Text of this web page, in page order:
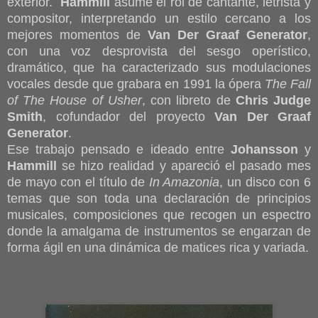
compositor, interpretando un estilo cercano a los
mejores momentos de Van Der Graaf Generator,
con una voz desprovista del sesgo operístico,
dramático, que ha caracterizado sus modulaciones
vocales desde que grabara en 1991 la ópera The Fall
of The House of Usher, con libreto de Chris Judge
Smith, cofundador del proyecto Van Der Graaf
Generator.
Ese trabajo pensado e ideado entre Johansson y
Hammill
se hizo realidad y apareció el pasado mes
de mayo con el título de In Amazonia, un disco con 6
temas que son toda una declaración de principios
musicales, composiciones que recogen un espectro
donde la amalgama de instrumentos se engarzan de
forma ágil en una dinámica de matices rica y variada.